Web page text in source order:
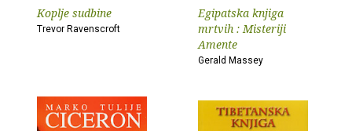
Koplje sudbine
Trevor Ravenscroft
Egipatska knjiga
mrtvih : Misteriji
Amente
Gerald Massey